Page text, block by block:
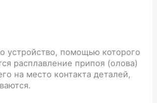
устройство, помощью которого
расплавление припоя (олова)
на место контакта деталей,